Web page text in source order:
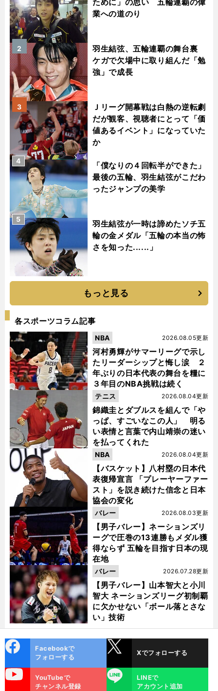
ために」の思い 五輪連覇の偉
業への道のり
羽生結弦、五輪連覇の舞台裏
ケガで欠場中に取り組んだ「勉
強」で成長
2
Ｊリーグ開幕戦は白熱の逆転劇
だが観客、視聴者にとって「価
値あるイベント」になっていた
か
3
「僕なりの４回転半ができた」
最後の五輪、羽生結弦がこだわ
ったジャンプの美学
4
羽生結弦が一時は諦めたソチ五
輪の金メダル「五輪の本当の怖
さを知った......」
5
もっと見る
各スポーツコラム記事
河村勇輝がサマーリーグで示し
たリーダーシップと悔し涙 ２
年ぶりの日本代表の舞台を糧に
３年目のNBA挑戦は続く
2026.08.05更新
NBA
錦織圭とダブルスを組んで「や
っぱ、すごいなこの人」 明る
い表情と言葉で内山靖崇の迷い
を払ってくれた
2026.08.04更新
テニス
【バスケット】八村塁の日本代
表復帰宣言 「プレーヤーファー
スト」を説き続けた信念と日本
協会の変化
2026.08.04更新
NBA
【男子バレー】ネーションズリ
ーグで圧巻の13連勝もメダル獲
得ならず 五輪を目指す日本の現
在地
2026.08.03更新
バレー
【男子バレー】山本智大と小川
智大 ネーションズリーグ初制覇
に欠かせない「ボール落とさな
い」技術
2026.07.28更新
バレー
ok
Facebookで
フォローする
Xでフォローする
YouTubeで
チャンネル登録
LINE
LINEで
アカウント追加